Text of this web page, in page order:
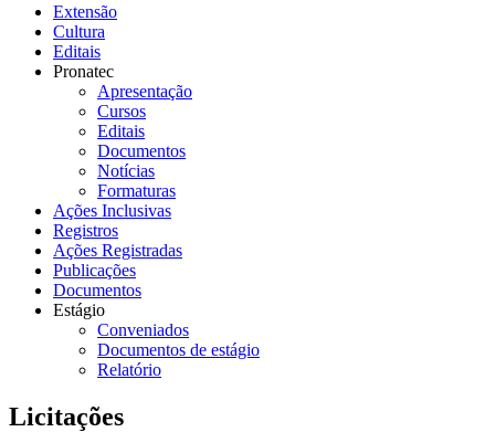
Extensão
Cultura
Editais
Pronatec
Apresentação
Cursos
Editais
Documentos
Notícias
Formaturas
Ações Inclusivas
Registros
Ações Registradas
Publicações
Documentos
Estágio
Conveniados
Documentos de estágio
Relatório
Licitações